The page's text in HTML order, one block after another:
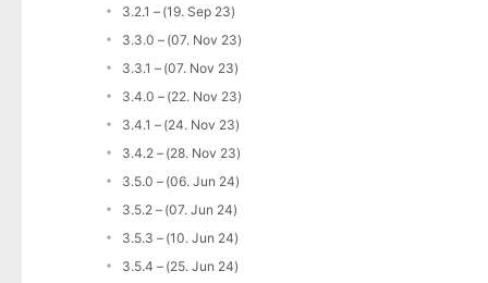
3.2.1 – (19. Sep 23)
3.3.0 – (07. Nov 23)
3.3.1 – (07. Nov 23)
3.4.0 – (22. Nov 23)
3.4.1 – (24. Nov 23)
3.4.2 – (28. Nov 23)
3.5.0 – (06. Jun 24)
3.5.2 – (07. Jun 24)
3.5.3 – (10. Jun 24)
3.5.4 – (25. Jun 24)